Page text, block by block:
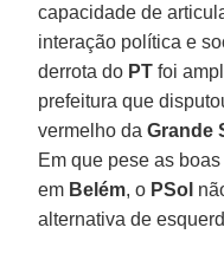
capacidade de
interação política e
derrota do PT foi
prefeitura que
vermelho daGrande
Em que pese as
em Belém, o PSol
alternativa de